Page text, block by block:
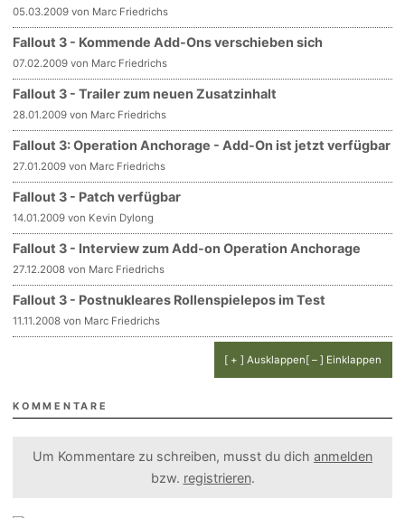
05.03.2009 von Marc Friedrichs
Fallout 3 - Kommende Add-Ons verschieben sich
07.02.2009 von Marc Friedrichs
Fallout 3 - Trailer zum neuen Zusatzinhalt
28.01.2009 von Marc Friedrichs
Fallout 3: Operation Anchorage - Add-On ist jetzt verfügbar
27.01.2009 von Marc Friedrichs
Fallout 3 - Patch verfügbar
14.01.2009 von Kevin Dylong
Fallout 3 - Interview zum Add-on Operation Anchorage
27.12.2008 von Marc Friedrichs
Fallout 3 - Postnukleares Rollenspielepos im Test
11.11.2008 von Marc Friedrichs
[ + ] Ausklappen[ – ] Einklappen
KOMMENTARE
Um Kommentare zu schreiben, musst du dich anmelden
bzw. registrieren.